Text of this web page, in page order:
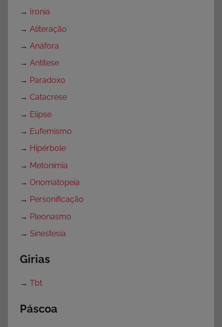
→
Ironia
→ Aliteração
→ Anáfora
→ Antítese
→ Paradoxo
→ Catacrese
→ Elipse
→ Eufemismo
→ Hipérbole
→ Metonímia
→ Onomatopeia
→ Personificação
→ Pleonasmo
→ Sinestesia
Girias
→ Tbt
Páscoa